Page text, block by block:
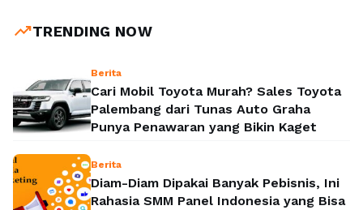
Rajabacklink.com hadir …
trending_upTRENDING NOW
Berita
Cari Mobil Toyota Murah? Sales Toyota
Palembang dari Tunas Auto Graha
Punya Penawaran yang Bikin Kaget
Berita
Diam-Diam Dipakai Banyak Pebisnis, Ini
Rahasia SMM Panel Indonesia yang Bisa